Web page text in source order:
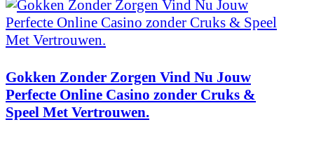
Gokken Zonder Zorgen Vind Nu Jouw
Perfecte Online Casino zonder Cruks &
Speel Met Vertrouwen.